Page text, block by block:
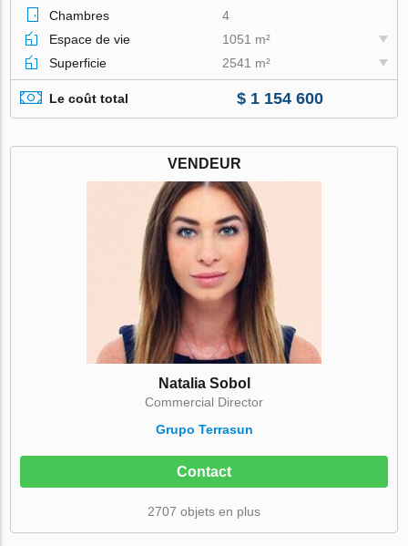
Chambres
4
Espace de vie
1051 m²
Superficie
2541 m²
Le coût total $ 1 154 600
VENDEUR
Natalia Sobol
Commercial Director
Grupo Terrasun
Contact
2707 objets en plus